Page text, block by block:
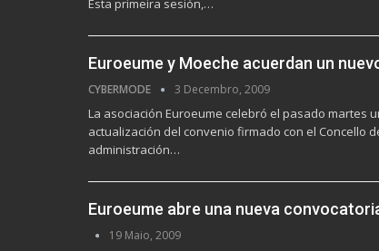
Esta primeira sesión,…
Euroeume y Moeche acuerdan un
CYBERMODE 3 Decembro, 2009
La asociación Euroeume celebró el pasado martes
actualización del convenio firmado con el Concello
administración…
Euroeume abre una nueva
19 Maio, 2009